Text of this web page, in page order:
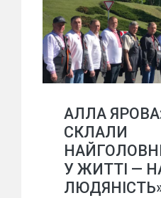
АЛЛА
СКЛАЛИ
У ЖИТТІ —